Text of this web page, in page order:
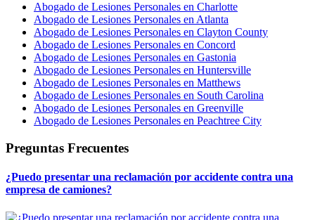
Abogado de Lesiones Personales en Charlotte
Abogado de Lesiones Personales en Atlanta
Abogado de Lesiones Personales en Clayton County
Abogado de Lesiones Personales en Concord
Abogado de Lesiones Personales en Gastonia
Abogado de Lesiones Personales en Huntersville
Abogado de Lesiones Personales en Matthews
Abogado de Lesiones Personales en South Carolina
Abogado de Lesiones Personales en Greenville
Abogado de Lesiones Personales en Peachtree City
Preguntas Frecuentes
¿Puedo presentar una reclamación por accidente contra una
empresa de camiones?